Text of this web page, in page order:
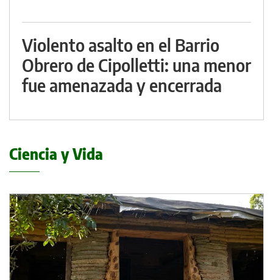
Violento asalto en el Barrio
Obrero de Cipolletti: una menor
fue amenazada y encerrada
Ciencia y Vida